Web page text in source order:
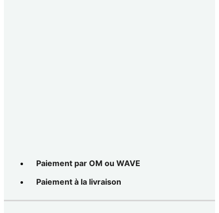
Paiement par OM ou WAVE
Paiement à la livraison